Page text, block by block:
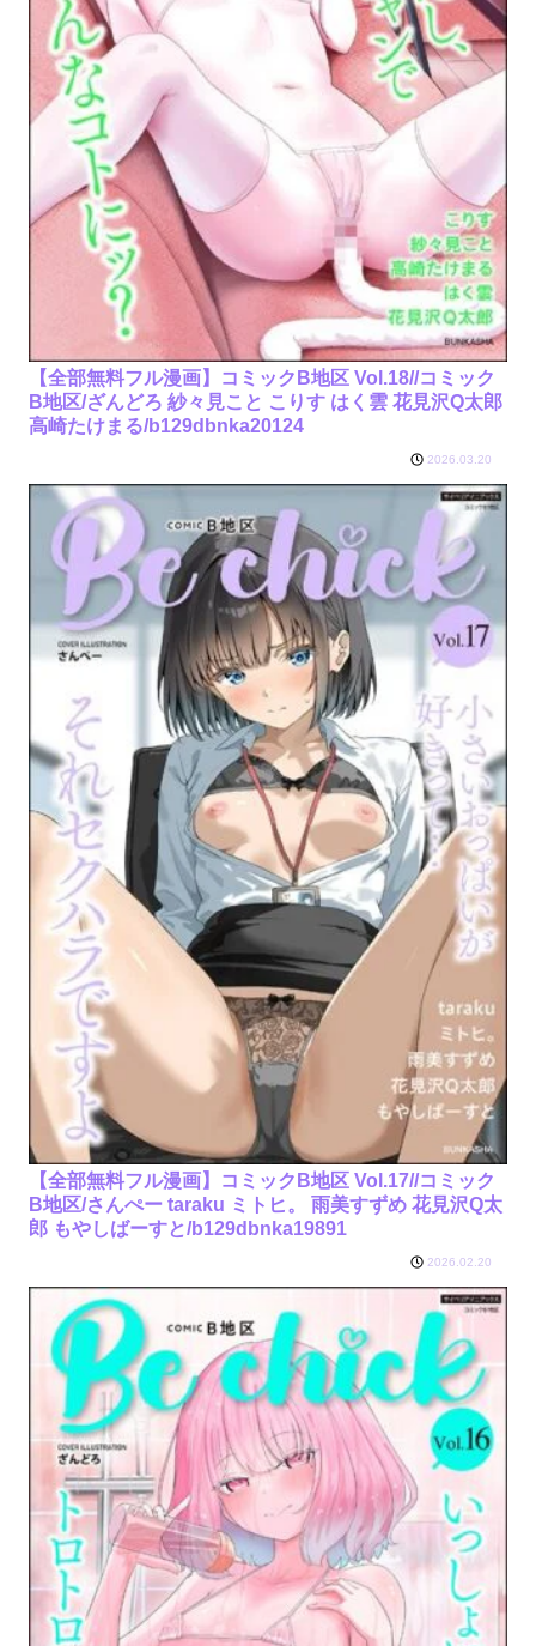
【全部無料フル漫画】コミックB地区 Vol.18//コミック
B地区/ざんどろ 紗々見こと こりす はく雲 花見沢Q太郎
高崎たけまる/b129dbnka20124
2026.03.20
【全部無料フル漫画】コミックB地区 Vol.17//コミック
B地区/さんぺー taraku ミトヒ。 雨美すずめ 花見沢Q太
郎 もやしばーすと/b129dbnka19891
2026.02.20